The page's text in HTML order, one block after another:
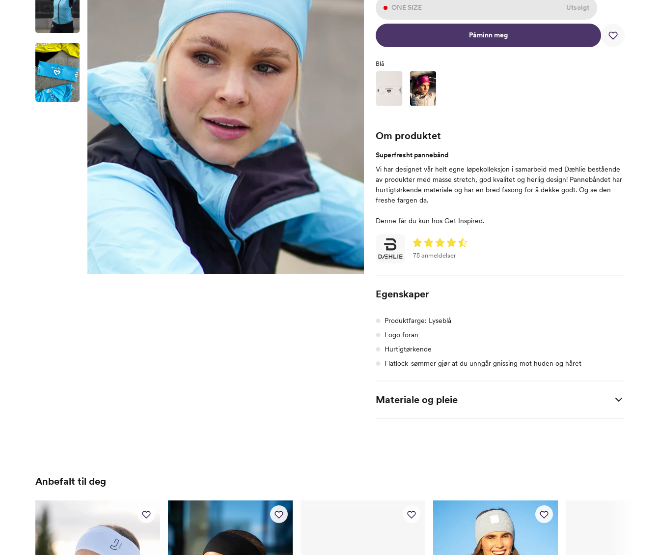
ONE SIZE Utsolgt
Påminn meg
Blå
Om produktet
Superfresht pannebånd
Vi har designet vår helt egne løpekolleksjon i samarbeid med Dæhlie bestående
av produkter med masse stretch, god kvalitet og herlig design! Pannebåndet har
hurtigtørkende materiale og har en bred fasong for å dekke godt. Og se den
freshe fargen da.
Denne får du kun hos Get Inspired.
75 anmeldelser
Egenskaper
Produktfarge: Lyseblå
Logo foran
Hurtigtørkende
Flatlock-sømmer gjør at du unngår gnissing mot huden og håret
Materiale og pleie
Anbefalt til deg